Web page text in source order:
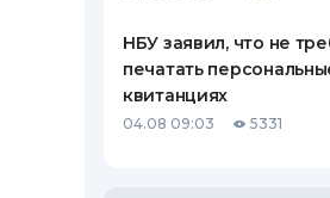
НБУ заявил, что не
печатать
квитанциях
04.08 09:03 5331